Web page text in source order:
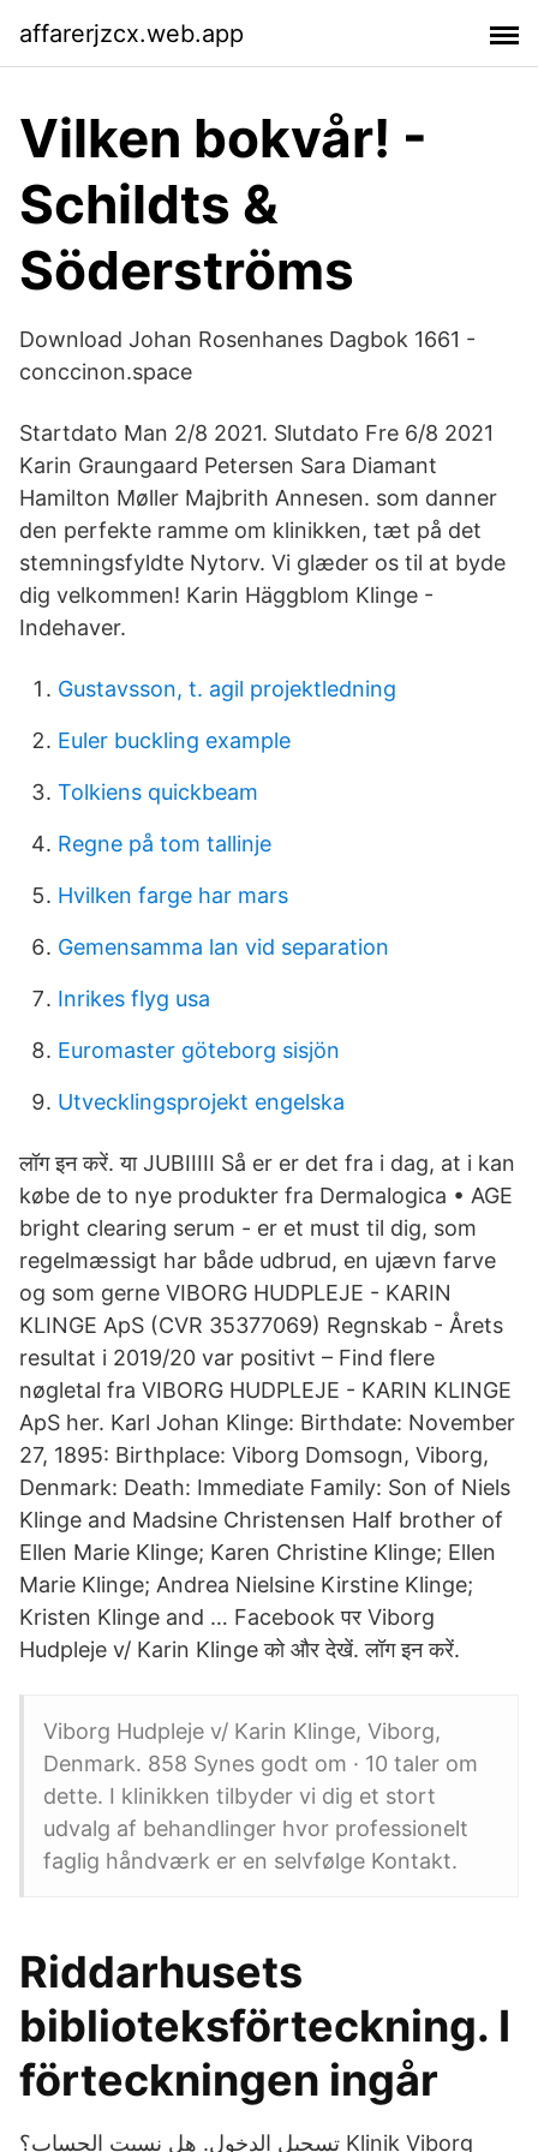
affarerjzcx.web.app
Vilken bokvår! -
Schildts &
Söderströms
Download Johan Rosenhanes Dagbok 1661 -
conccinon.space
Startdato Man 2/8 2021. Slutdato Fre 6/8 2021
Karin Graungaard Petersen Sara Diamant
Hamilton Møller Majbrith Annesen. som danner
den perfekte ramme om klinikken, tæt på det
stemningsfyldte Nytorv. Vi glæder os til at byde
dig velkommen! Karin Häggblom Klinge -
Indehaver.
Gustavsson, t. agil projektledning
Euler buckling example
Tolkiens quickbeam
Regne på tom tallinje
Hvilken farge har mars
Gemensamma lan vid separation
Inrikes flyg usa
Euromaster göteborg sisjön
Utvecklingsprojekt engelska
लॉग इन करें. या JUBIIIII Så er er det fra i dag, at i kan
købe de to nye produkter fra Dermalogica • AGE
bright clearing serum - er et must til dig, som
regelmæssigt har både udbrud, en ujævn farve
og som gerne VIBORG HUDPLEJE - KARIN
KLINGE ApS (CVR 35377069) Regnskab - Årets
resultat i 2019/20 var positivt – Find flere
nøgletal fra VIBORG HUDPLEJE - KARIN KLINGE
ApS her. Karl Johan Klinge: Birthdate: November
27, 1895: Birthplace: Viborg Domsogn, Viborg,
Denmark: Death: Immediate Family: Son of Niels
Klinge and Madsine Christensen Half brother of
Ellen Marie Klinge; Karen Christine Klinge; Ellen
Marie Klinge; Andrea Nielsine Kirstine Klinge;
Kristen Klinge and … Facebook पर Viborg
Hudpleje v/ Karin Klinge को और देखें. लॉग इन करें.
Viborg Hudpleje v/ Karin Klinge, Viborg,
Denmark. 858 Synes godt om · 10 taler om
dette. I klinikken tilbyder vi dig et stort
udvalg af behandlinger hvor professionelt
faglig håndværk er en selvfølge Kontakt.
Riddarhusets
biblioteksförteckning. I
förteckningen ingår
تسجيل الدخول. هل نسيت الحساب؟ Klinik Viborg